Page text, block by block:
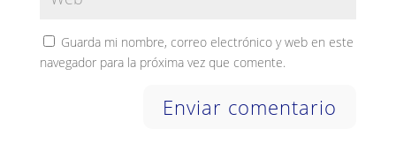
Guarda mi nombre, correo electrónico y web en este
navegador para la próxima vez que comente.